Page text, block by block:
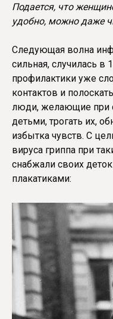
Подается, что
удобно, можно даже
Следующая волна
сильная, случилась
профилактики уже
контактов и
люди, желающие при
детьми, трогать их,
избытка чувств. С
вируса гриппа при
снабжали своих
плакатиками: